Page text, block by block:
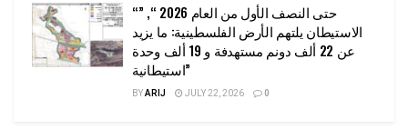
“حتى النصف الأول من العام 2026 “, ”
الاستيطان يلتهم الأرض الفلسطينية: ما يزيد
عن 22 ألف دونم مستهدفة و 19 ألف وحدة
استيطانية”
BYARIJ JULY 22, 2026 0